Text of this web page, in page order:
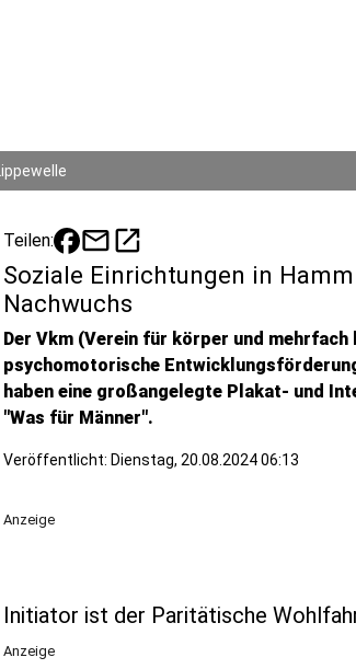
Lippewelle
Teilen: mailopen_in_new
Soziale Einrichtungen in
Nachwuchs
Der Vkm (Verein für körper und
psychomotorische
haben eine großangelegte Plakat- und
"Was für Männer".
Veröffentlicht: Dienstag, 20.08.2024 06:13
Anzeige
Initiator ist der Paritätische
Anzeige